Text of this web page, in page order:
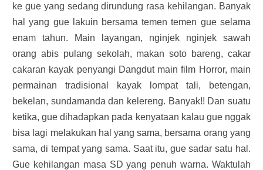
ke gue yang sedang dirundung rasa kehilangan. Banyak
hal yang gue lakuin bersama temen temen gue selama
enam tahun. Main layangan, nginjek nginjek sawah
orang abis pulang sekolah, makan soto bareng, cakar
cakaran kayak penyangi Dangdut main film Horror, main
permainan tradisional kayak lompat tali, betengan,
bekelan, sundamanda dan kelereng. Banyak!! Dan suatu
ketika, gue dihadapkan pada kenyataan kalau gue nggak
bisa lagi melakukan hal yang sama, bersama orang yang
sama, di tempat yang sama. Saat itu, gue sadar satu hal.
Gue kehilangan masa SD yang penuh warna. Waktulah